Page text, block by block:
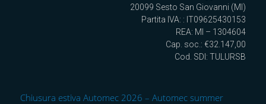
20099 Sesto San Giovanni (MI)
Partita IVA: : IT09625430153
REA: MI – 1304604
Cap. soc.: €32.147,00
Cod. SDI: TULURSB
Chiusura estiva Automec 2026 – Automec summer